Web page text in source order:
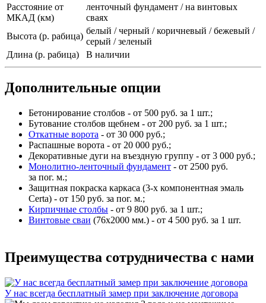
Расстояние от
МКАД (км)
ленточный фундамент / на винтовых
сваях
Высота (р. рабица)
белый / черный / коричневый / бежевый /
серый / зеленый
Длина (р. рабица)
В наличии
Дополнительные опции
Бетонирование столбов - от 500 руб. за 1 шт.;
Бутование столбов щебнем - от 200 руб. за 1 шт.;
Откатные ворота - от 30 000 руб.;
Распашные ворота - от 20 000 руб.;
Декоративные дуги на въездную группу - от 3 000 руб.;
Монолитно-ленточный фундамент - от 2500 руб.
за пог. м.;
Защитная покраска каркаса (3-х компонентная эмаль
Certa) - от 150 руб. за пог. м.;
Кирпичные столбы - от 9 800 руб. за 1 шт.;
Винтовые сваи (76x2000 мм.) - от 4 500 руб. за 1 шт.
Преимущества сотрудничества с нами
У нас всегда бесплатный замер при заключение договора